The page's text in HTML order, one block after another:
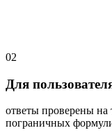
02
Для
ответы проверены
пограничных